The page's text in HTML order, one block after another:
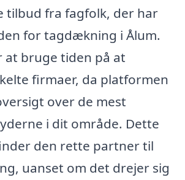
tilbud fra fagfolk, der har
for tagdækning i Ålum.
at bruge tiden på at
firmaer, da platformen
over de mest
i dit område. Dette
den rette partner til
uanset om det drejer sig